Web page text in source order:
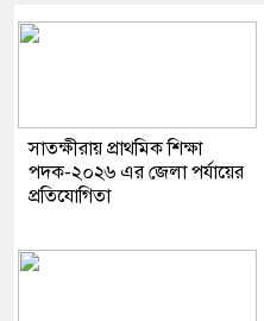
সাতক্ষীরায় প্রাথমিক শিক্ষা
পদক-২০২৬ এর জেলা পর্যায়ের
প্রতিযোগিতা